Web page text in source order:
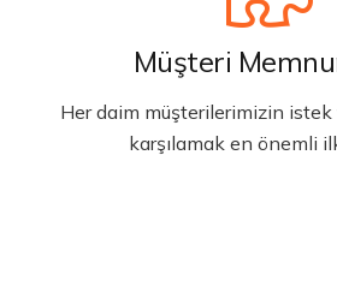
Müşteri
Her daim müşterilerimizin
karşılamak en önemli